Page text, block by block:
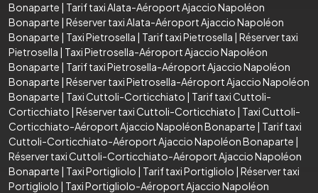
Bonaparte | Tarif taxi Alata-Aéroport Ajaccio Napoléon
Bonaparte | Réserver taxi Alata-Aéroport Ajaccio Napoléon
Bonaparte | Taxi Pietrosella | Tarif taxi Pietrosella | Réserver taxi
Pietrosella | Taxi Pietrosella-Aéroport Ajaccio Napoléon
Bonaparte | Tarif taxi Pietrosella-Aéroport Ajaccio Napoléon
Bonaparte | Réserver taxi Pietrosella-Aéroport Ajaccio Napoléon
Bonaparte | Taxi Cuttoli-Corticchiato | Tarif taxi Cuttoli-
Corticchiato | Réserver taxi Cuttoli-Corticchiato | Taxi Cuttoli-
Corticchiato-Aéroport Ajaccio Napoléon Bonaparte | Tarif taxi
Cuttoli-Corticchiato-Aéroport Ajaccio Napoléon Bonaparte |
Réserver taxi Cuttoli-Corticchiato-Aéroport Ajaccio Napoléon
Bonaparte | Taxi Portigliolo | Tarif taxi Portigliolo | Réserver taxi
Portigliolo | Taxi Portigliolo-Aéroport Ajaccio Napoléon